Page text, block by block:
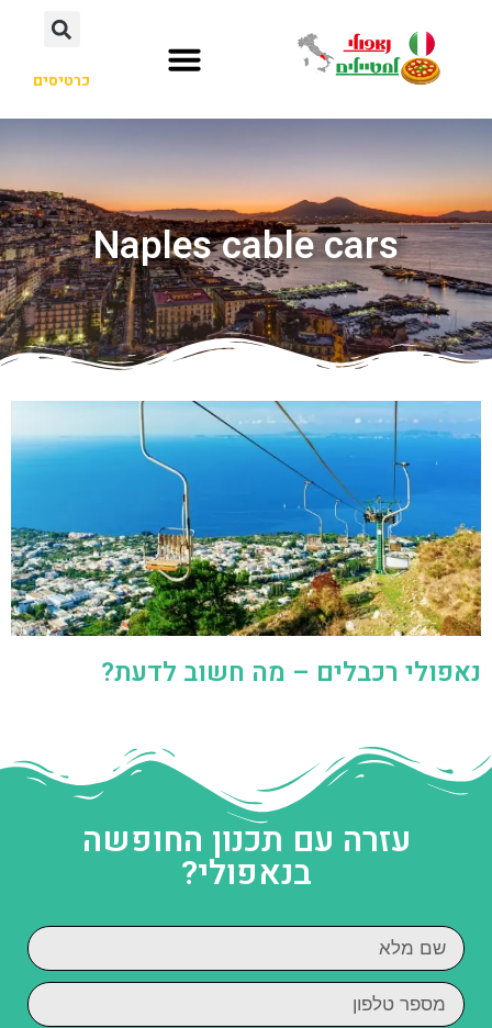
כרטיסים
Naples cable cars
נאפולי רכבלים – מה חשוב לדעת?
עזרה עם תכנון החופשה
בנאפולי?